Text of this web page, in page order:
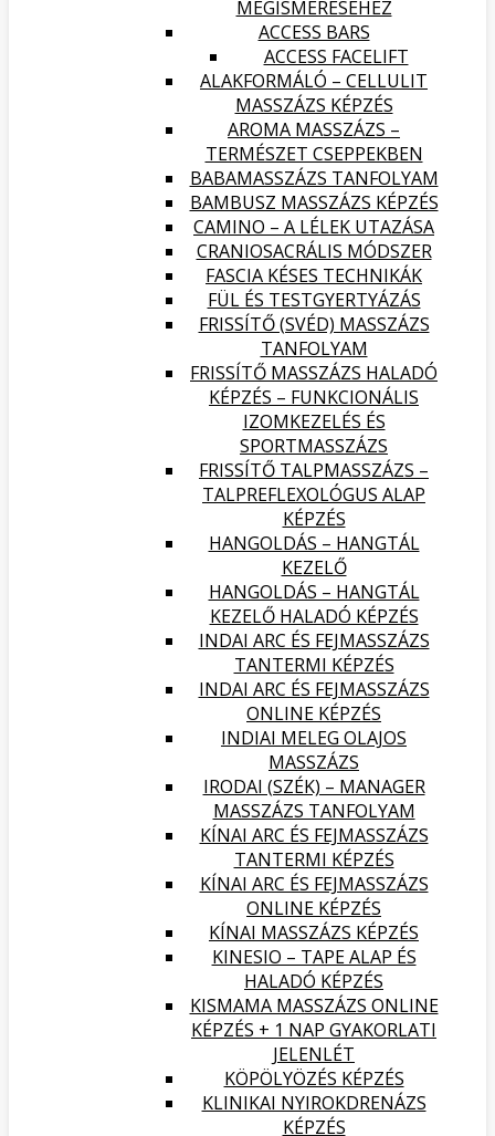
MEGISMERÉSÉHEZ
ACCESS BARS
ACCESS FACELIFT
ALAKFORMÁLÓ – CELLULIT
MASSZÁZS KÉPZÉS
AROMA MASSZÁZS –
TERMÉSZET CSEPPEKBEN
BABAMASSZÁZS TANFOLYAM
BAMBUSZ MASSZÁZS KÉPZÉS
CAMINO – A LÉLEK UTAZÁSA
CRANIOSACRÁLIS MÓDSZER
FASCIA KÉSES TECHNIKÁK
FÜL ÉS TESTGYERTYÁZÁS
FRISSÍTŐ (SVÉD) MASSZÁZS
TANFOLYAM
FRISSÍTŐ MASSZÁZS HALADÓ
KÉPZÉS – FUNKCIONÁLIS
IZOMKEZELÉS ÉS
SPORTMASSZÁZS
FRISSÍTŐ TALPMASSZÁZS –
TALPREFLEXOLÓGUS ALAP
KÉPZÉS
HANGOLDÁS – HANGTÁL
KEZELŐ
HANGOLDÁS – HANGTÁL
KEZELŐ HALADÓ KÉPZÉS
INDAI ARC ÉS FEJMASSZÁZS
TANTERMI KÉPZÉS
INDAI ARC ÉS FEJMASSZÁZS
ONLINE KÉPZÉS
INDIAI MELEG OLAJOS
MASSZÁZS
IRODAI (SZÉK) – MANAGER
MASSZÁZS TANFOLYAM
KÍNAI ARC ÉS FEJMASSZÁZS
TANTERMI KÉPZÉS
KÍNAI ARC ÉS FEJMASSZÁZS
ONLINE KÉPZÉS
KÍNAI MASSZÁZS KÉPZÉS
KINESIO – TAPE ALAP ÉS
HALADÓ KÉPZÉS
KISMAMA MASSZÁZS ONLINE
KÉPZÉS + 1 NAP GYAKORLATI
JELENLÉT
KÖPÖLYÖZÉS KÉPZÉS
KLINIKAI NYIROKDRENÁZS
KÉPZÉS